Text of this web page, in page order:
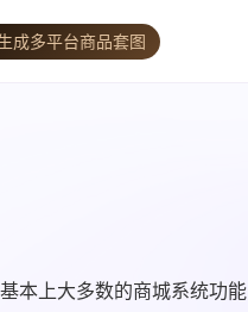
成多平台商品套图
本上大多数的商城系统功能